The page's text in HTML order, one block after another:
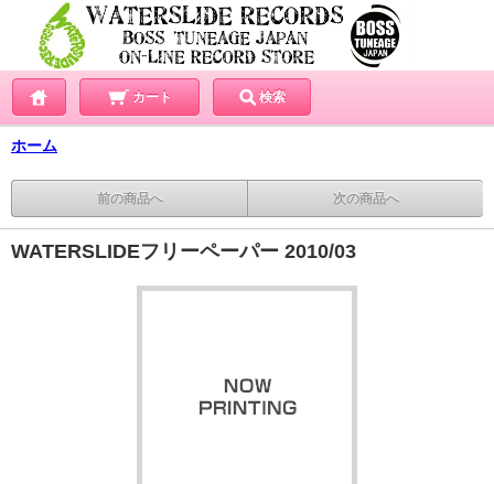
カート 検索
ホーム
前の商品へ 次の商品へ
WATERSLIDEフリーペーパー 2010/03